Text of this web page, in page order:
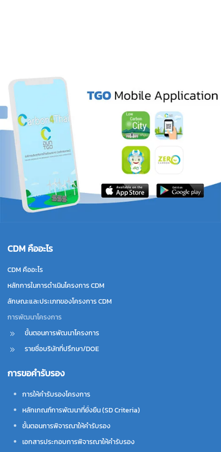
CDM คืออะไร
CDM คืออะไร
หลักการในการดำเนินโครงการ CDM
ลักษณะและประเภทของโครงการ CDM
การพัฒนาโครงการ
ขั้นตอนการพัฒนาโครงการ
รายชื่อบริษัทที่ปรึกษา/DOE
การขอคำรับรอง
การให้คำรับรองโครงการ
หลักเกณฑ์การพัฒนาที่ยั่งยืน (SD Criteria)
ขั้นตอนการพิจารณาให้คำรับรอง
เอกสารประกอบการพิจารณาให้คำรับรอง